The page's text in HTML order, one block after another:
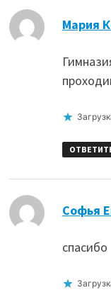
Мария
Софья
спасибо